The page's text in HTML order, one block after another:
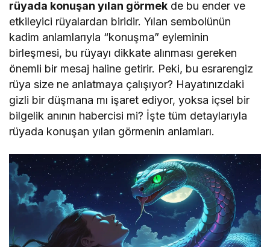
rüyada konuşan yılan görmek de bu ender ve
etkileyici rüyalardan biridir. Yılan sembolünün
kadim anlamlarıyla “konuşma” eyleminin
birleşmesi, bu rüyayı dikkate alınması gereken
önemli bir mesaj haline getirir. Peki, bu esrarengiz
rüya size ne anlatmaya çalışıyor? Hayatınızdaki
gizli bir düşmana mı işaret ediyor, yoksa içsel bir
bilgelik anının habercisi mi? İşte tüm detaylarıyla
rüyada konuşan yılan görmenin anlamları.